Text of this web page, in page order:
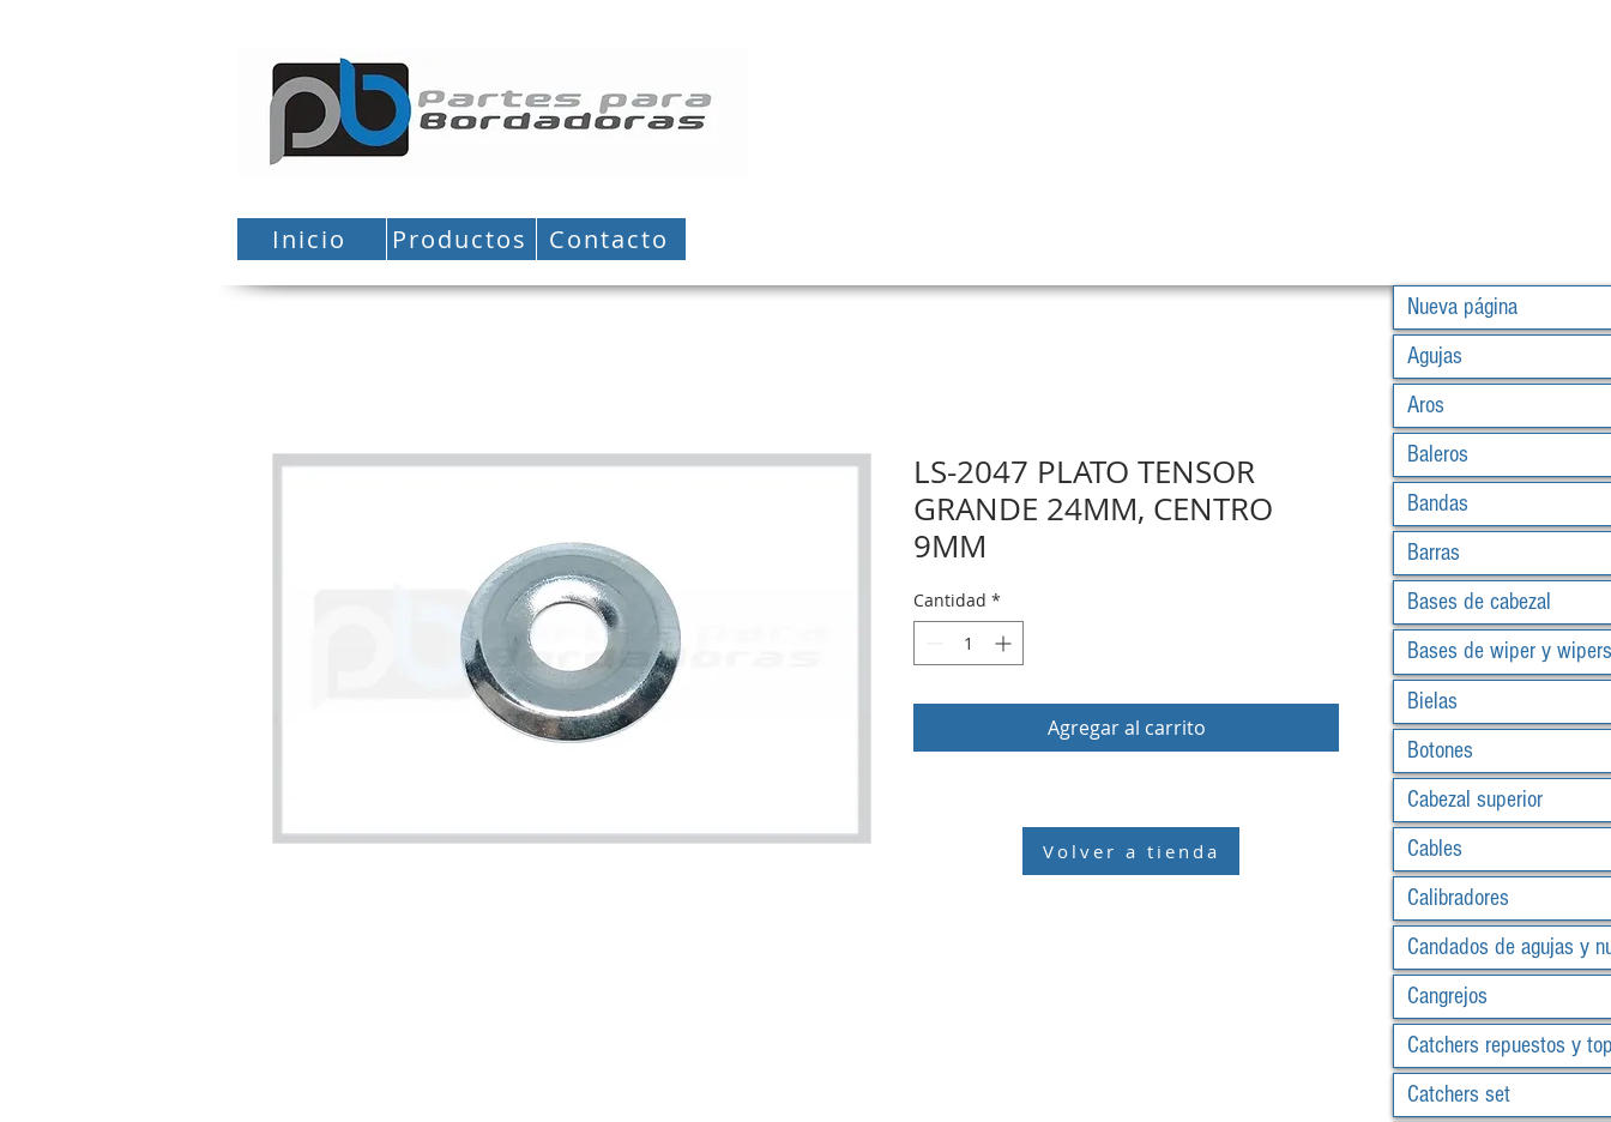
Inicio Productos Contacto
LS-2047 PLATO TENSOR
GRANDE 24MM, CENTRO
9MM
Cantidad *
Agregar al carrito
Volver a tienda
Nueva página
Agujas
Aros
Baleros
Bandas
Barras
Bases de cabezal
Bases de wiper y wipers
Bielas
Botones
Cabezal superior
Cables
Calibradores
Candados de agujas y
Cangrejos
Catchers repuestos y
Catchers set